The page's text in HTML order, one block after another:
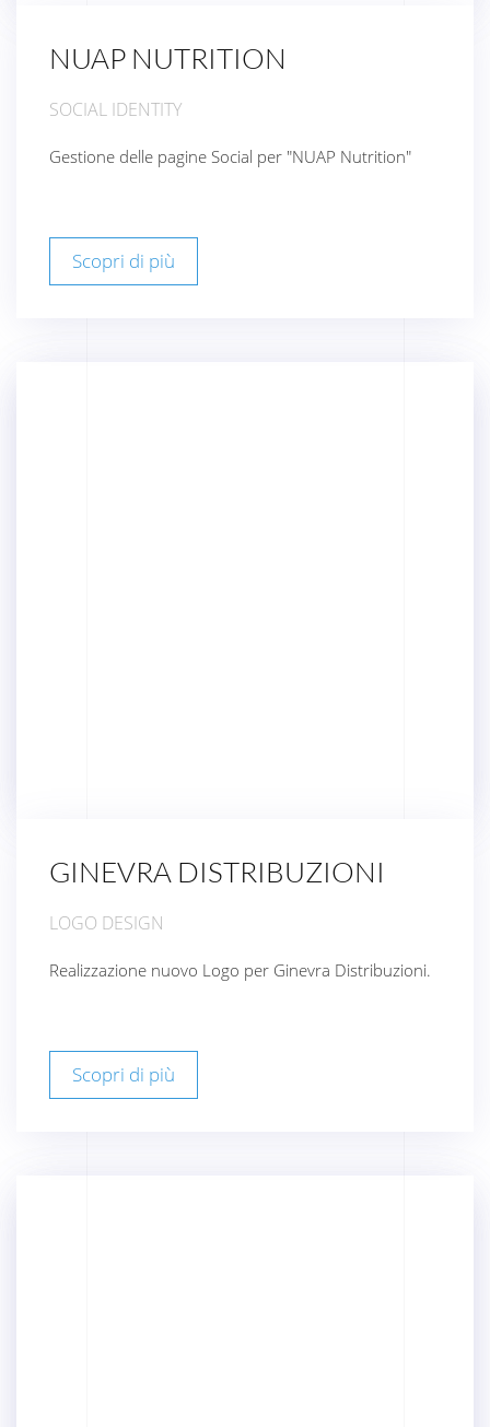
NUAP NUTRITION
SOCIAL IDENTITY
Gestione delle pagine Social per "NUAP Nutrition"
Scopri di più
GINEVRA DISTRIBUZIONI
LOGO DESIGN
Realizzazione nuovo Logo per Ginevra Distribuzioni.
Scopri di più